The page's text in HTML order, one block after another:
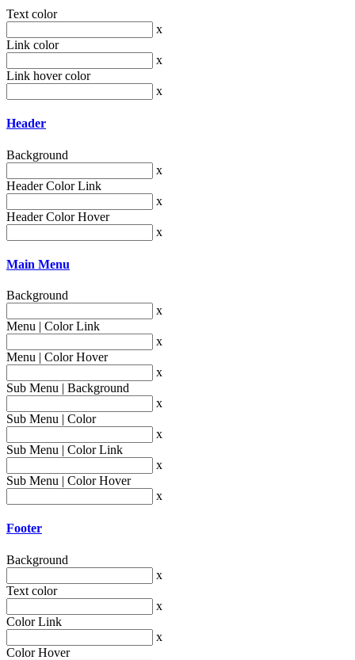
Text color
x
Link color
x
Link hover color
x
Header
Background
x
Header Color Link
x
Header Color Hover
x
Main Menu
Background
x
Menu | Color Link
x
Menu | Color Hover
x
Sub Menu | Background
x
Sub Menu | Color
x
Sub Menu | Color Link
x
Sub Menu | Color Hover
x
Footer
Background
x
Text color
x
Color Link
x
Color Hover